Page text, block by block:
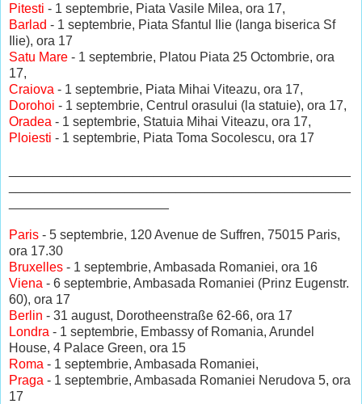
Pitesti - 1 septembrie, Piata Vasile Milea, ora 17,
Barlad - 1 septembrie, Piata Sfantul Ilie (langa biserica Sf
Ilie), ora 17
Satu Mare - 1 septembrie, Platou Piata 25 Octombrie, ora
17,
Craiova - 1 septembrie, Piata Mihai Viteazu, ora 17,
Dorohoi - 1 septembrie, Centrul orasului (la statuie), ora 17,
Oradea - 1 septembrie, Statuia Mihai Viteazu, ora 17,
Ploiesti - 1 septembrie, Piata Toma Socolescu, ora 17
Paris - 5 septembrie, 120 Avenue de Suffren, 75015 Paris,
ora 17.30
Bruxelles - 1 septembrie, Ambasada Romaniei, ora 16
Viena - 6 septembrie, Ambasada Romaniei (Prinz Eugenstr.
60), ora 17
Berlin - 31 august, Dorotheenstraße 62-66, ora 17
Londra - 1 septembrie, Embassy of Romania, Arundel
House, 4 Palace Green, ora 15
Roma - 1 septembrie, Ambasada Romaniei,
Praga - 1 septembrie, Ambasada Romaniei Nerudova 5, ora
17